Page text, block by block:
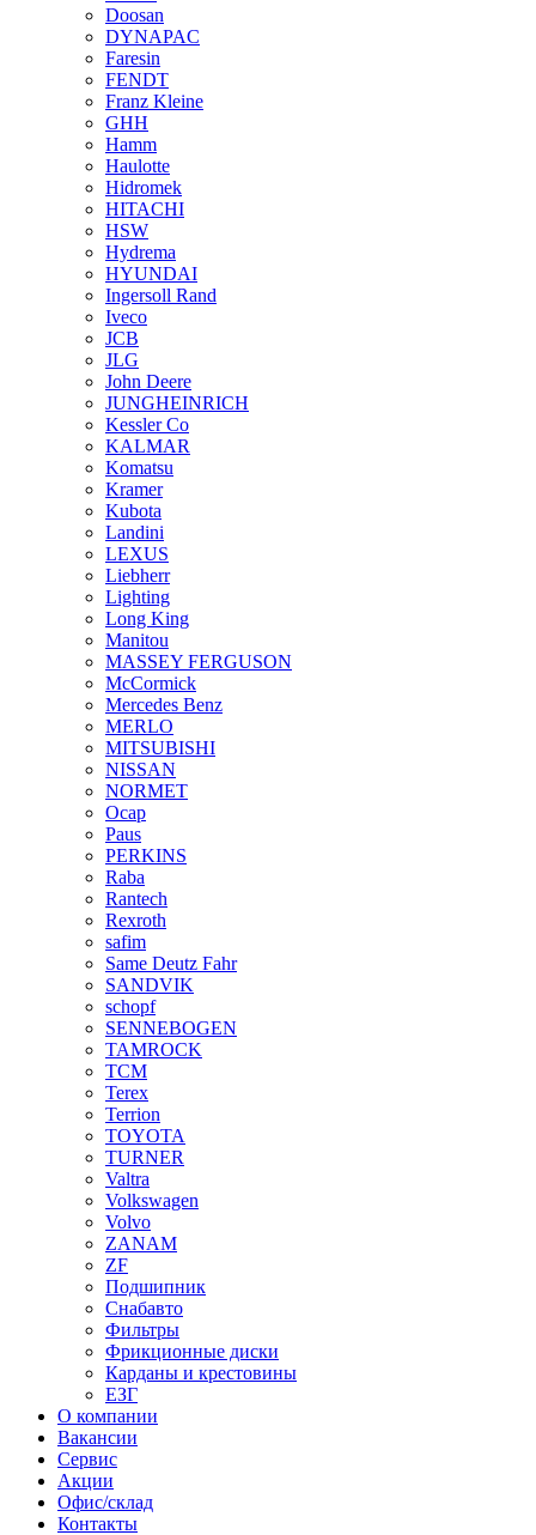
Doosan
DYNAPAC
Faresin
FENDT
Franz Kleine
GHH
Hamm
Haulotte
Hidromek
HITACHI
HSW
Hydrema
HYUNDAI
Ingersoll Rand
Iveco
JCB
JLG
John Deere
JUNGHEINRICH
Kessler Co
KALMAR
Komatsu
Kramer
Kubota
Landini
LEXUS
Liebherr
Lighting
Long King
Manitou
MASSEY FERGUSON
McCormick
Mercedes Benz
MERLO
MITSUBISHI
NISSAN
NORMET
Ocap
Paus
PERKINS
Raba
Rantech
Rexroth
safim
Same Deutz Fahr
SANDVIK
schopf
SENNEBOGEN
TAMROCK
TCM
Terex
Terrion
TOYOTA
TURNER
Valtra
Volkswagen
Volvo
ZANAM
ZF
Подшипник
Снабавто
Фильтры
Фрикционные диски
Карданы и крестовины
ЕЗГ
О компании
Вакансии
Сервис
Акции
Офис/склад
Контакты